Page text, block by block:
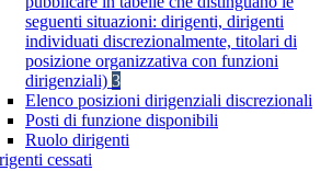
seguenti situazioni: dirigenti, dirigenti
individuati discrezionalmente, titolari di
posizione organizzativa con funzioni
dirigenziali) 3
Elenco posizioni dirigenziali discrezionali
Posti di funzione disponibili
Ruolo dirigenti
cessati